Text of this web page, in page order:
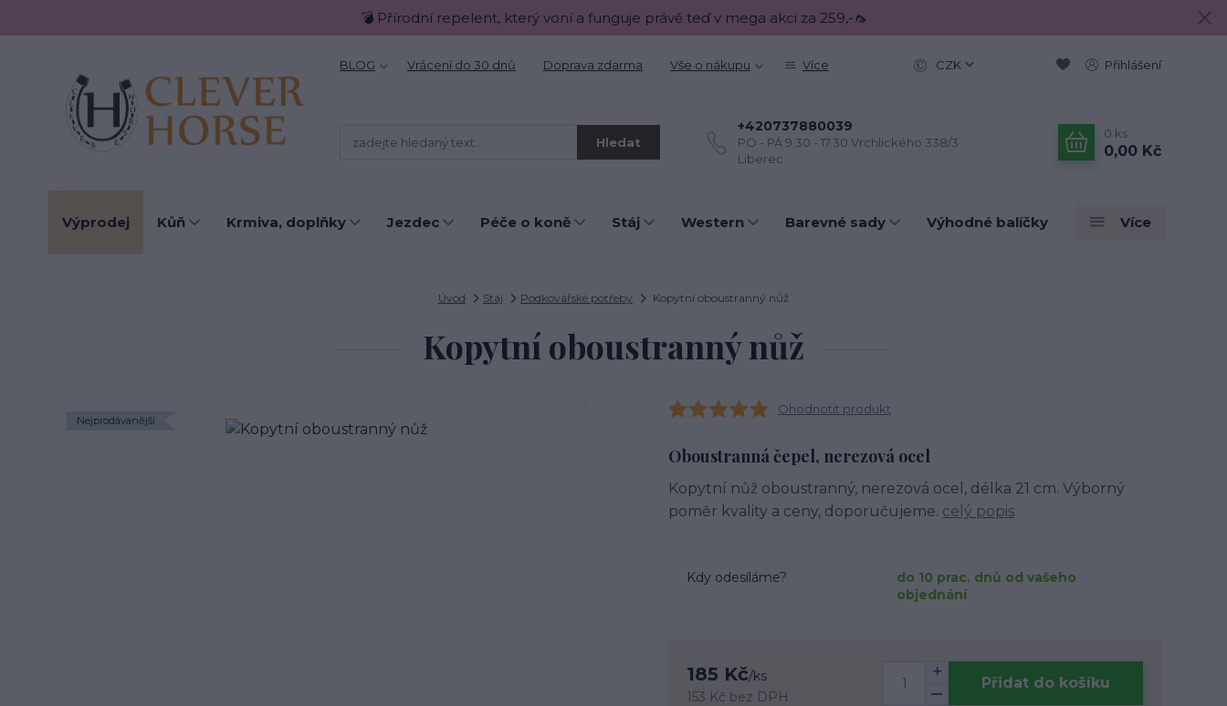
💣 Přírodní repelent, který voní a funguje právě teď v mega akci za 259,-🦟
BLOG Vrácení do 30 dnů Doprava zdarma Vše o nákupu Více CZK Přihlášení
Hledat
+420737880039
PO - PÁ 9.30 - 17.30 Vrchlického 338/3
Liberec
0 ks
0,00 Kč
Výprodej Kůň Krmiva, doplňky Jezdec Péče o koně Stáj Western Barevné sady Výhodné balíčky Více
Úvod Stáj Podkovářské potřeby Kopytní oboustranný nůž
Kopytní oboustranný nůž
Nejprodávanější
Ohodnotit produkt
Oboustranná čepel, nerezová ocel
Kopytní nůž oboustranný, nerezová ocel, délka 21 cm. Výborný
poměr kvality a ceny, doporučujeme. celý popis
Kdy odesíláme?
do 10 prac. dnů od vašeho
objednání
185 Kč/ks
153 Kč bez DPH
Přidat do košíku